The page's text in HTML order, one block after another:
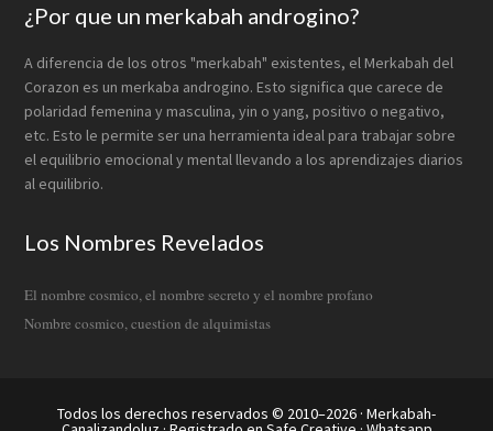
¿Por que un merkabah androgino?
A diferencia de los otros "merkabah" existentes, el Merkabah del
Corazon es un merkaba androgino. Esto significa que carece de
polaridad femenina y masculina, yin o yang, positivo o negativo,
etc. Esto le permite ser una herramienta ideal para trabajar sobre
el equilibrio emocional y mental llevando a los aprendizajes diarios
al equilibrio.
Los Nombres Revelados
El nombre cosmico, el nombre secreto y el nombre profano
Nombre cosmico, cuestion de alquimistas
Todos los derechos reservados © 2010–2026 · Merkabah-